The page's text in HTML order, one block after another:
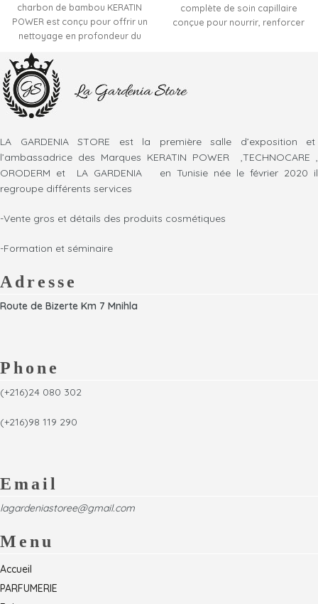
charbon de bambou KERATIN
POWER est conçu pour offrir un
nettoyage en profondeur du
la fibre capillaire. Grâce à sa
formule enrichie en charbon
végétal et kératine, il aide à
éliminer les impuretés, l’excès
de sébum et les résidus de
Il laisse les cheveux plus légers,
frais et visiblement plus
utilisation, tout en apportant
une sensation de cuir chevelu
complète de soin capillaire
conçue pour nourrir, renforcer
ou fragilisés, ce kit laisse les
cheveux plus doux, plus brillants
et plus faciles à coiffer.
LA GARDENIA STORE est la première salle d’exposition et
l’ambassadrice des Marques KERATIN POWER ,TECHNOCARE ,
ORODERM et LA GARDENIA en Tunisie née le février 2020 il
regroupe différents services
-Vente gros et détails des produits cosmétiques
-Formation et séminaire
Adresse
Route de Bizerte Km 7 Mnihla
Phone
(+216)24 080 302
(+216)98 119 290
Email
lagardeniastoree@gmail.com
Menu
Accueil
PARFUMERIE